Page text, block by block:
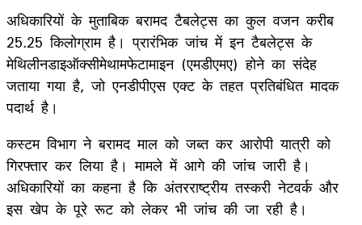
अधिकारियों के मुताबिक बरामद टैबलेट्स का कुल वजन करीब
25.25 किलोग्राम है। प्रारंभिक जांच में इन टैबलेट्स के
मेथिलीनडाइऑक्सीमेथामफेटामाइन (एमडीएमए) होने का संदेह
जताया गया है, जो एनडीपीएस एक्ट के तहत प्रतिबंधित मादक
पदार्थ है।
कस्टम विभाग ने बरामद माल को जब्त कर आरोपी यात्री को
गिरफ्तार कर लिया है। मामले में आगे की जांच जारी है।
अधिकारियों का कहना है कि अंतरराष्ट्रीय तस्करी नेटवर्क और
इस खेप के पूरे रूट को लेकर भी जांच की जा रही है।